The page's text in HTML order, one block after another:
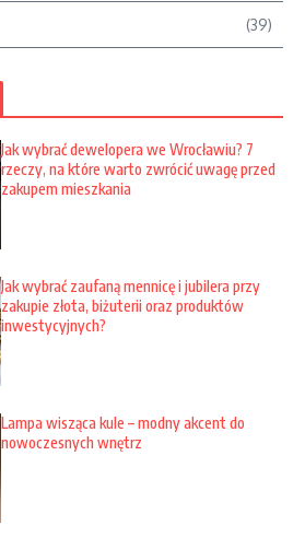
(39)
Jak wybrać dewelopera we Wrocławiu? 7
rzeczy, na które warto zwrócić uwagę przed
zakupem mieszkania
Jak wybrać zaufaną mennicę i jubilera przy
zakupie złota, biżuterii oraz produktów
inwestycyjnych?
Lampa wisząca kule – modny akcent do
nowoczesnych wnętrz